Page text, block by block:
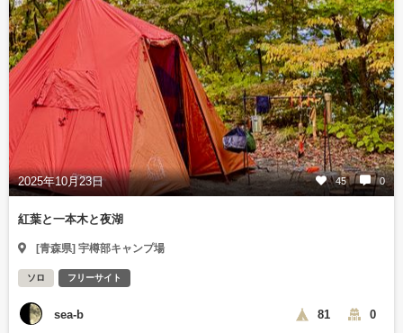
2025年10月23日 45 0
紅葉と一本木と夜湖
[青森県] 宇樽部キャンプ場
ソロ フリーサイト
sea-b 81 0